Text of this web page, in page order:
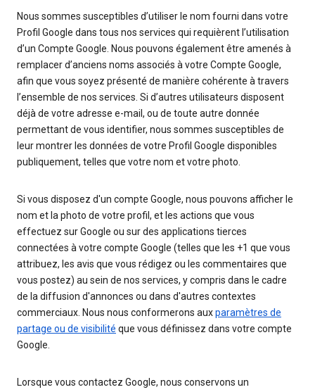
Nous sommes susceptibles d’utiliser le nom fourni dans votre
Profil Google dans tous nos services qui requièrent l’utilisation
d’un Compte Google. Nous pouvons également être amenés à
remplacer d’anciens noms associés à votre Compte Google,
afin que vous soyez présenté de manière cohérente à travers
l’ensemble de nos services. Si d’autres utilisateurs disposent
déjà de votre adresse e-mail, ou de toute autre donnée
permettant de vous identifier, nous sommes susceptibles de
leur montrer les données de votre Profil Google disponibles
publiquement, telles que votre nom et votre photo.
Si vous disposez d'un compte Google, nous pouvons afficher le
nom et la photo de votre profil, et les actions que vous
effectuez sur Google ou sur des applications tierces
connectées à votre compte Google (telles que les +1 que vous
attribuez, les avis que vous rédigez ou les commentaires que
vous postez) au sein de nos services, y compris dans le cadre
de la diffusion d'annonces ou dans d'autres contextes
commerciaux. Nous nous conformerons auxparamètres de
partage ou de visibilité que vous définissez dans votre compte
Google.
Lorsque vous contactez Google, nous conservons un